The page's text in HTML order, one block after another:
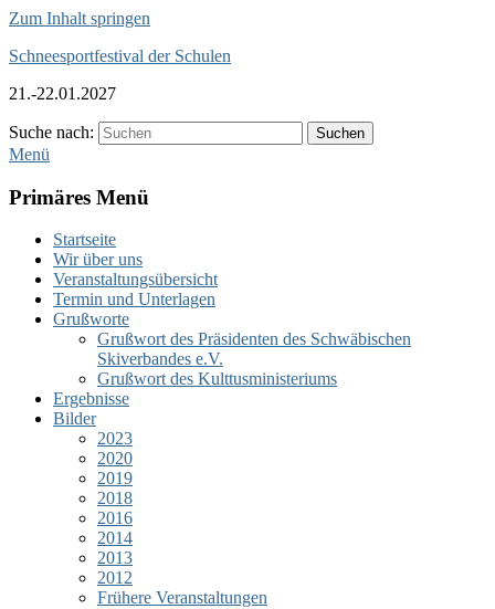
Zum Inhalt springen
Schneesportfestival der Schulen
21.-22.01.2027
Suche nach: Suchen
Menü
Primäres Menü
Startseite
Wir über uns
Veranstaltungsübersicht
Termin und Unterlagen
Grußworte
Grußwort des Präsidenten des Schwäbischen
Skiverbandes e.V.
Grußwort des Kulttusministeriums
Ergebnisse
Bilder
2023
2020
2019
2018
2016
2014
2013
2012
Frühere Veranstaltungen